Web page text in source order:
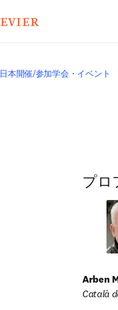
日本開催/参加学会・イベント
プロ
Arben
Català